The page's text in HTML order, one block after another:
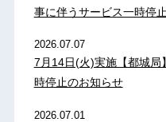
事に伴うサービス一時停
2026.07.07
7月14日(火)実施【都城局
時停止のお知らせ
2026.07.01